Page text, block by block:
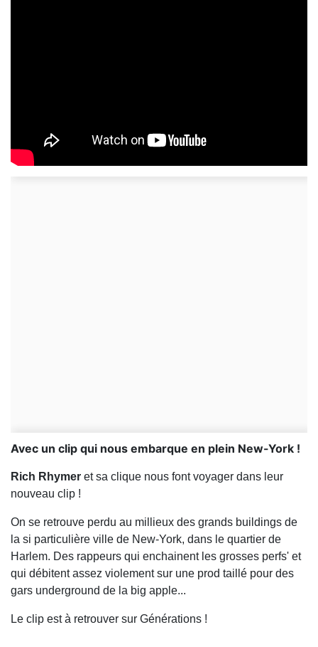
Avec un clip qui nous embarque en plein New-York !
Rich Rhymer et sa clique nous font voyager dans leur
nouveau clip !
On se retrouve perdu au millieux des grands buildings de
la si particulière ville de New-York, dans le quartier de
Harlem. Des rappeurs qui enchainent les grosses perfs' et
qui débitent assez violement sur une prod taillé pour des
gars underground de la big apple...
Le clip est à retrouver sur Générations !